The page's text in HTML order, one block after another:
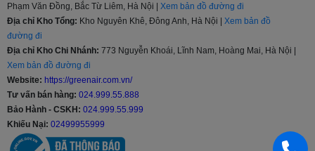
Phạm Văn Đồng, Bắc Từ Liêm, Hà Nội | Xem bản đồ đường đi
Địa chỉ Kho Tổng: Kho Nguyên Khê, Đông Anh, Hà Nội | Xem bản đồ
đường đi
Địa chỉ Kho Chi Nhánh: 773 Nguyễn Khoái, Lĩnh Nam, Hoàng Mai, Hà Nội |
Xem bản đồ đường đi
Website: https://greenair.com.vn/
Tư vấn bán hàng: 024.999.55.888
Bảo Hành - CSKH: 024.999.55.999
Khiếu Nại: 02499955999